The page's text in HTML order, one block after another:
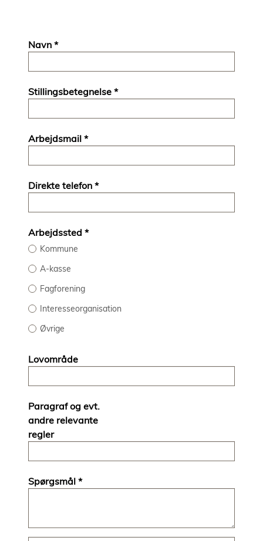
Navn *
Stillingsbetegnelse *
Arbejdsmail *
Direkte telefon *
Arbejdssted *
Kommune
A-kasse
Fagforening
Interesseorganisation
Øvrige
Lovområde
Paragraf og evt.
andre relevante
regler
Spørgsmål *